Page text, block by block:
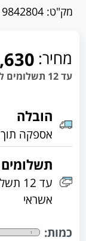
מק"ט:
מחיר:
עד 12 תשלומים ללא ריבית | המחיר כולל הובלה
הובלה
אספקה תוך 5 ימי עסקים*
תשלומים
עד
אשראי
כמות: